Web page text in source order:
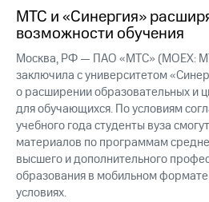
Контакты
Новости
в
регионе
и акционерам
Корпоративное
управление
Корпоративный
секретарь
МТС и «Синергия»
возможности обучения
Москва, РФ — ПАО «МТС» (MOEX:
заключила с университетом
о расширении образовательных и
для обучающихся. По условиям
учебного года студенты вуза
материалов по программам
высшего и дополнительного
образования в мобильном
условиях.